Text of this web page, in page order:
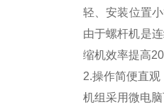
轻、安装位置
由于螺杆机是
缩机效率提高
2.操作简便直观
机组采用微电